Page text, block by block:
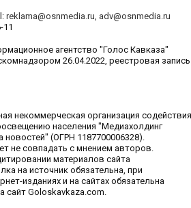
reklama@osnmedia.ru, adv@osnmedia.ru
11
агентство "Голос Кавказа"
26.04.2022, реестровая запись
некоммерческая организация содействия
населения "Медиахолдинг
(ОГРН 1187700006328).
не совпадать с мнением авторов.
материалов сайта
на источник обязательна, при
изданиях и на сайтах обязательна
сайт Goloskavkaza.com.